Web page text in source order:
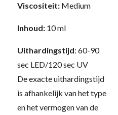
Viscositeit: Medium
Inhoud: 10 ml
Uithardingstijd: 60-90
sec LED/120 sec UV
De exacte uithardingstijd
is afhankelijk van het type
en het vermogen van de